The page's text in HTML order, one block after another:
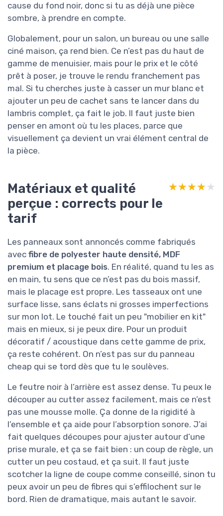
cause du fond noir, donc si tu as déjà une pièce
sombre, à prendre en compte.
Globalement, pour un salon, un bureau ou une salle
ciné maison, ça rend bien. Ce n’est pas du haut de
gamme de menuisier, mais pour le prix et le côté
prêt à poser, je trouve le rendu franchement pas
mal. Si tu cherches juste à casser un mur blanc et
ajouter un peu de cachet sans te lancer dans du
lambris complet, ça fait le job. Il faut juste bien
penser en amont où tu les places, parce que
visuellement ça devient un vrai élément central de
la pièce.
Matériaux et qualité
perçue : corrects pour le
tarif
★★★★★
★★★★★
Les panneaux sont annoncés comme fabriqués
avec fibre de polyester haute densité, MDF
premium et placage bois. En réalité, quand tu les as
en main, tu sens que ce n’est pas du bois massif,
mais le placage est propre. Les tasseaux ont une
surface lisse, sans éclats ni grosses imperfections
sur mon lot. Le touché fait un peu "mobilier en kit"
mais en mieux, si je peux dire. Pour un produit
décoratif / acoustique dans cette gamme de prix,
ça reste cohérent. On n’est pas sur du panneau
cheap qui se tord dès que tu le soulèves.
Le feutre noir à l’arrière est assez dense. Tu peux le
découper au cutter assez facilement, mais ce n’est
pas une mousse molle. Ça donne de la rigidité à
l’ensemble et ça aide pour l’absorption sonore. J’ai
fait quelques découpes pour ajuster autour d’une
prise murale, et ça se fait bien : un coup de règle, un
cutter un peu costaud, et ça suit. Il faut juste
scotcher la ligne de coupe comme conseillé, sinon tu
peux avoir un peu de fibres qui s’effilochent sur le
bord. Rien de dramatique, mais autant le savoir.